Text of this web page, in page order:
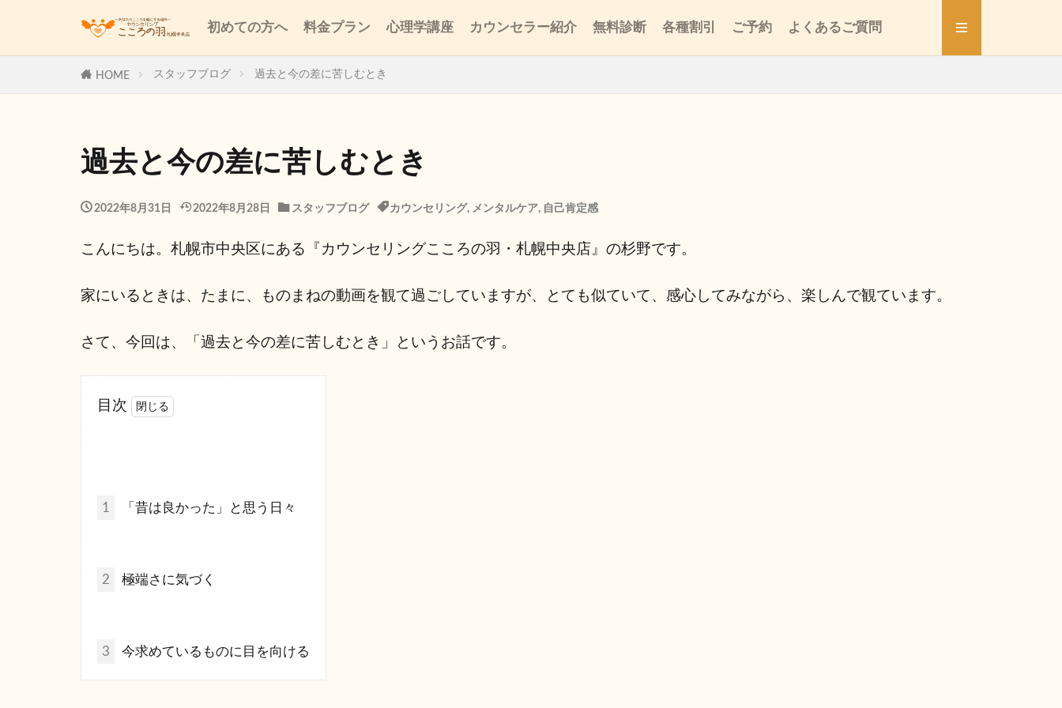
初めての方へ 料金プラン 心理学講座 カウンセラー紹介 無料診断 各種割引 ご予約 よくあるご質問
HOME スタッフブログ 過去と今の差に苦しむとき
過去と今の差に苦しむとき
2022年8月31日 2022年8月28日 スタッフブログ カウンセリング, メンタルケア, 自己肯定感
こんにちは。札幌市中央区にある『カウンセリングこころの羽・札幌中央店』の杉野です。
家にいるときは、たまに、ものまねの動画を観て過ごしていますが、とても似ていて、感心してみながら、楽しんで観ています。
さて、今回は、「過去と今の差に苦しむとき」というお話です。
目次
1 「昔は良かった」と思う日々
2 極端さに気づく
3 今求めているものに目を向ける